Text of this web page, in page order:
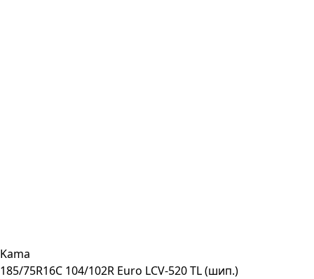
Kama
185/75R16C 104/102R Euro LCV-520 TL (шип.)